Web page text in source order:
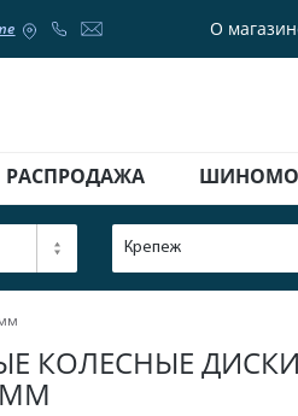
О
РАСПРОДАЖА
Крепеж
КОЛЕСНЫЕ ДИСКИ
ММ